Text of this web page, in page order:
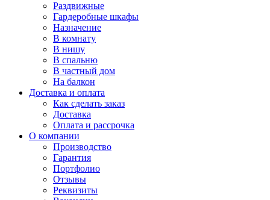
Раздвижные
Гардеробные шкафы
Назначение
В комнату
В нишу
В спальню
В частный дом
На балкон
Доставка и оплата
Как сделать заказ
Доставка
Оплата и рассрочка
О компании
Производство
Гарантия
Портфолио
Отзывы
Реквизиты